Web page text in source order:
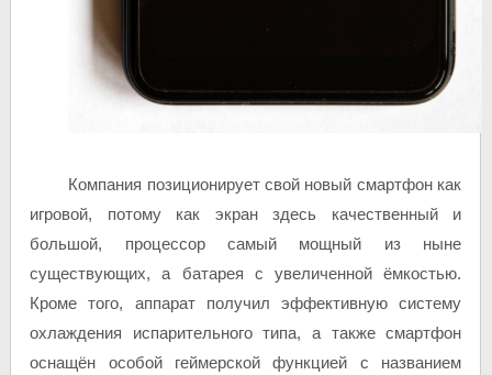
Компания позиционирует свой новый смартфон как
игровой, потому как экран здесь качественный и
большой, процессор самый мощный из ныне
существующих, а батарея с увеличенной ёмкостью.
Кроме того, аппарат получил эффективную систему
охлаждения испарительного типа, а также смартфон
оснащён особой геймерской функцией с названием